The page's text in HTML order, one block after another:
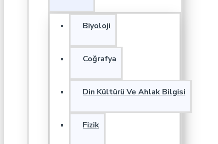
Biyoloji
Coğrafya
Din Kültürü Ve Ahlak Bilgisi
Fizik